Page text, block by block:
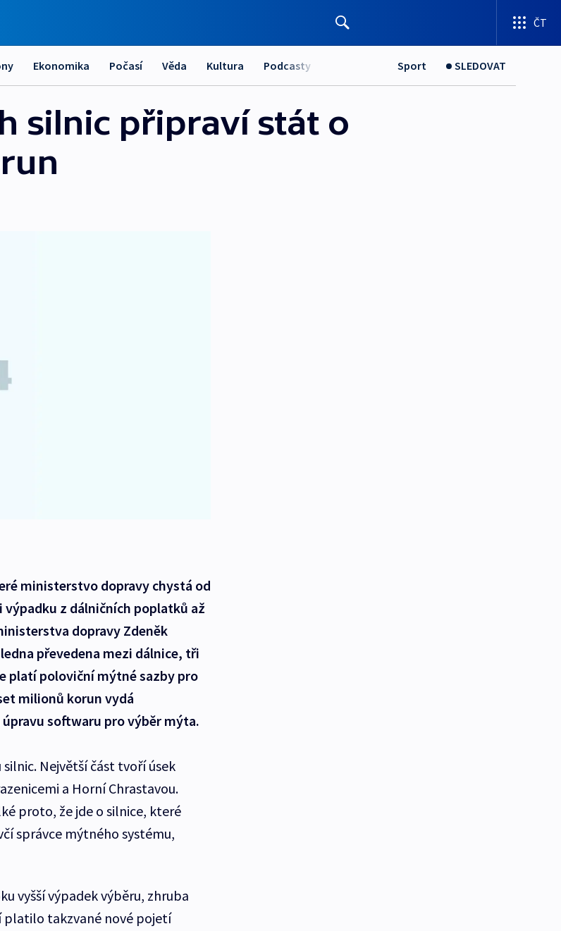
ČT
Ekonomika Počasí Věda Kultura Podcasty Sport SLEDOVAT
silnic připraví stát o
ministerstvo dopravy chystá od
z dálničních poplatků až
dopravy Zdeněk
převedena mezi dálnice, tři
platí poloviční mýtné sazby pro
milionů korun vydá
softwaru pro výběr mýta.
Největší část tvoří úsek
a Horní Chrastavou.
proto, že jde o silnice, které
správce mýtného systému,
vyšší výpadek výběru, zhruba
platilo takzvané nové pojetí